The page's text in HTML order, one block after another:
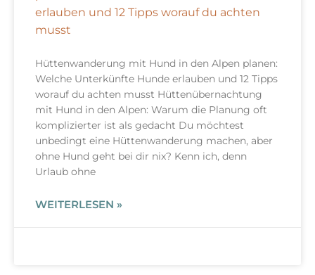
erlauben und 12 Tipps worauf du achten
musst
Hüttenwanderung mit Hund in den Alpen planen:
Welche Unterkünfte Hunde erlauben und 12 Tipps
worauf du achten musst Hüttenübernachtung
mit Hund in den Alpen: Warum die Planung oft
komplizierter ist als gedacht Du möchtest
unbedingt eine Hüttenwanderung machen, aber
ohne Hund geht bei dir nix? Kenn ich, denn
Urlaub ohne
WEITERLESEN »